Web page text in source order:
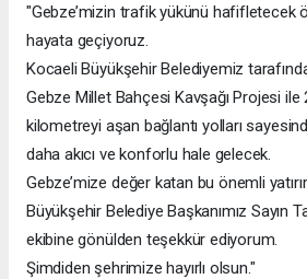
"Gebze’mizin trafik yükünü hafifletecek
hayata geçiyoruz.
Kocaeli Büyükşehir Belediyemiz
Gebze Millet Bahçesi Kavşağı Projesi
kilometreyi aşan bağlantı yolları
daha akıcı ve konforlu hale gelecek.
Gebze’mize değer katan bu önemli
Büyükşehir Belediye Başkanımız Sayın
ekibine gönülden teşekkür ediyorum.
Şimdiden şehrimize hayırlı olsun."